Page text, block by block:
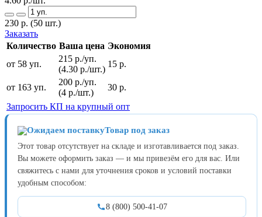
230 р. (50 шт.)
Заказать
Количество Ваша цена Экономия
от 58 уп.
215 р./уп.
(4.30 р./шт.)
15 р.
от 163 уп.
200 р./уп.
(4 р./шт.)
30 р.
Запросить КП на крупный опт
Товар под заказ
Этот товар отсутствует на складе и изготавливается под заказ.
Вы можете оформить заказ — и мы привезём его для вас. Или
свяжитесь с нами для уточнения сроков и условий поставки
удобным способом:
8 (800) 500-41-07